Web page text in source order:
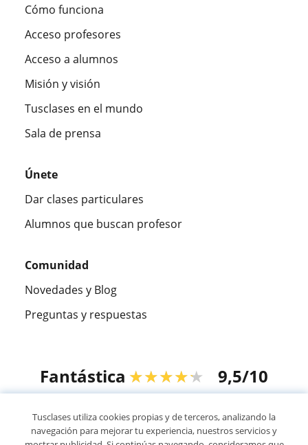
Cómo funciona
Acceso profesores
Acceso a alumnos
Misión y visión
Tusclases en el mundo
Sala de prensa
Únete
Dar clases particulares
Alumnos que buscan profesor
Comunidad
Novedades y Blog
Preguntas y respuestas
Fantástica ★★★★★ 9,5/10
Tusclases utiliza cookies propias y de terceros, analizando la
navegación para mejorar tu experiencia, nuestros servicios y